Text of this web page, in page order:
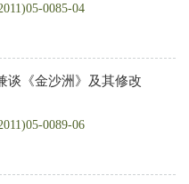
0085-04
《金沙洲》及其修改
0089-06